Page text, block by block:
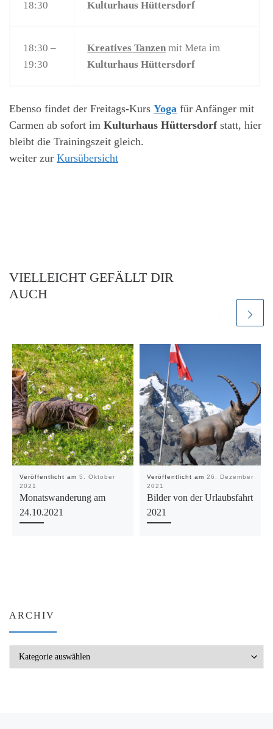
18:30
Kulturhaus Hüttersdorf
18:30 –
19:30
Kreatives Tanzen mit Meta im
Kulturhaus Hüttersdorf
Ebenso findet der Freitags-Kurs Yoga für Anfänger mit
Carmen ab sofort im Kulturhaus Hüttersdorfstatt, hier
bleibt die Trainingszeit gleich.
weiter zur Kursübersicht
VIELLEICHT GEFÄLLT DIR
AUCH
Veröffentlicht am 5. Oktober
2021
Monatswanderung am
24.10.2021
Veröffentlicht am 26. Dezember
2021
Bilder von der Urlaubsfahrt
2021
ARCHIV